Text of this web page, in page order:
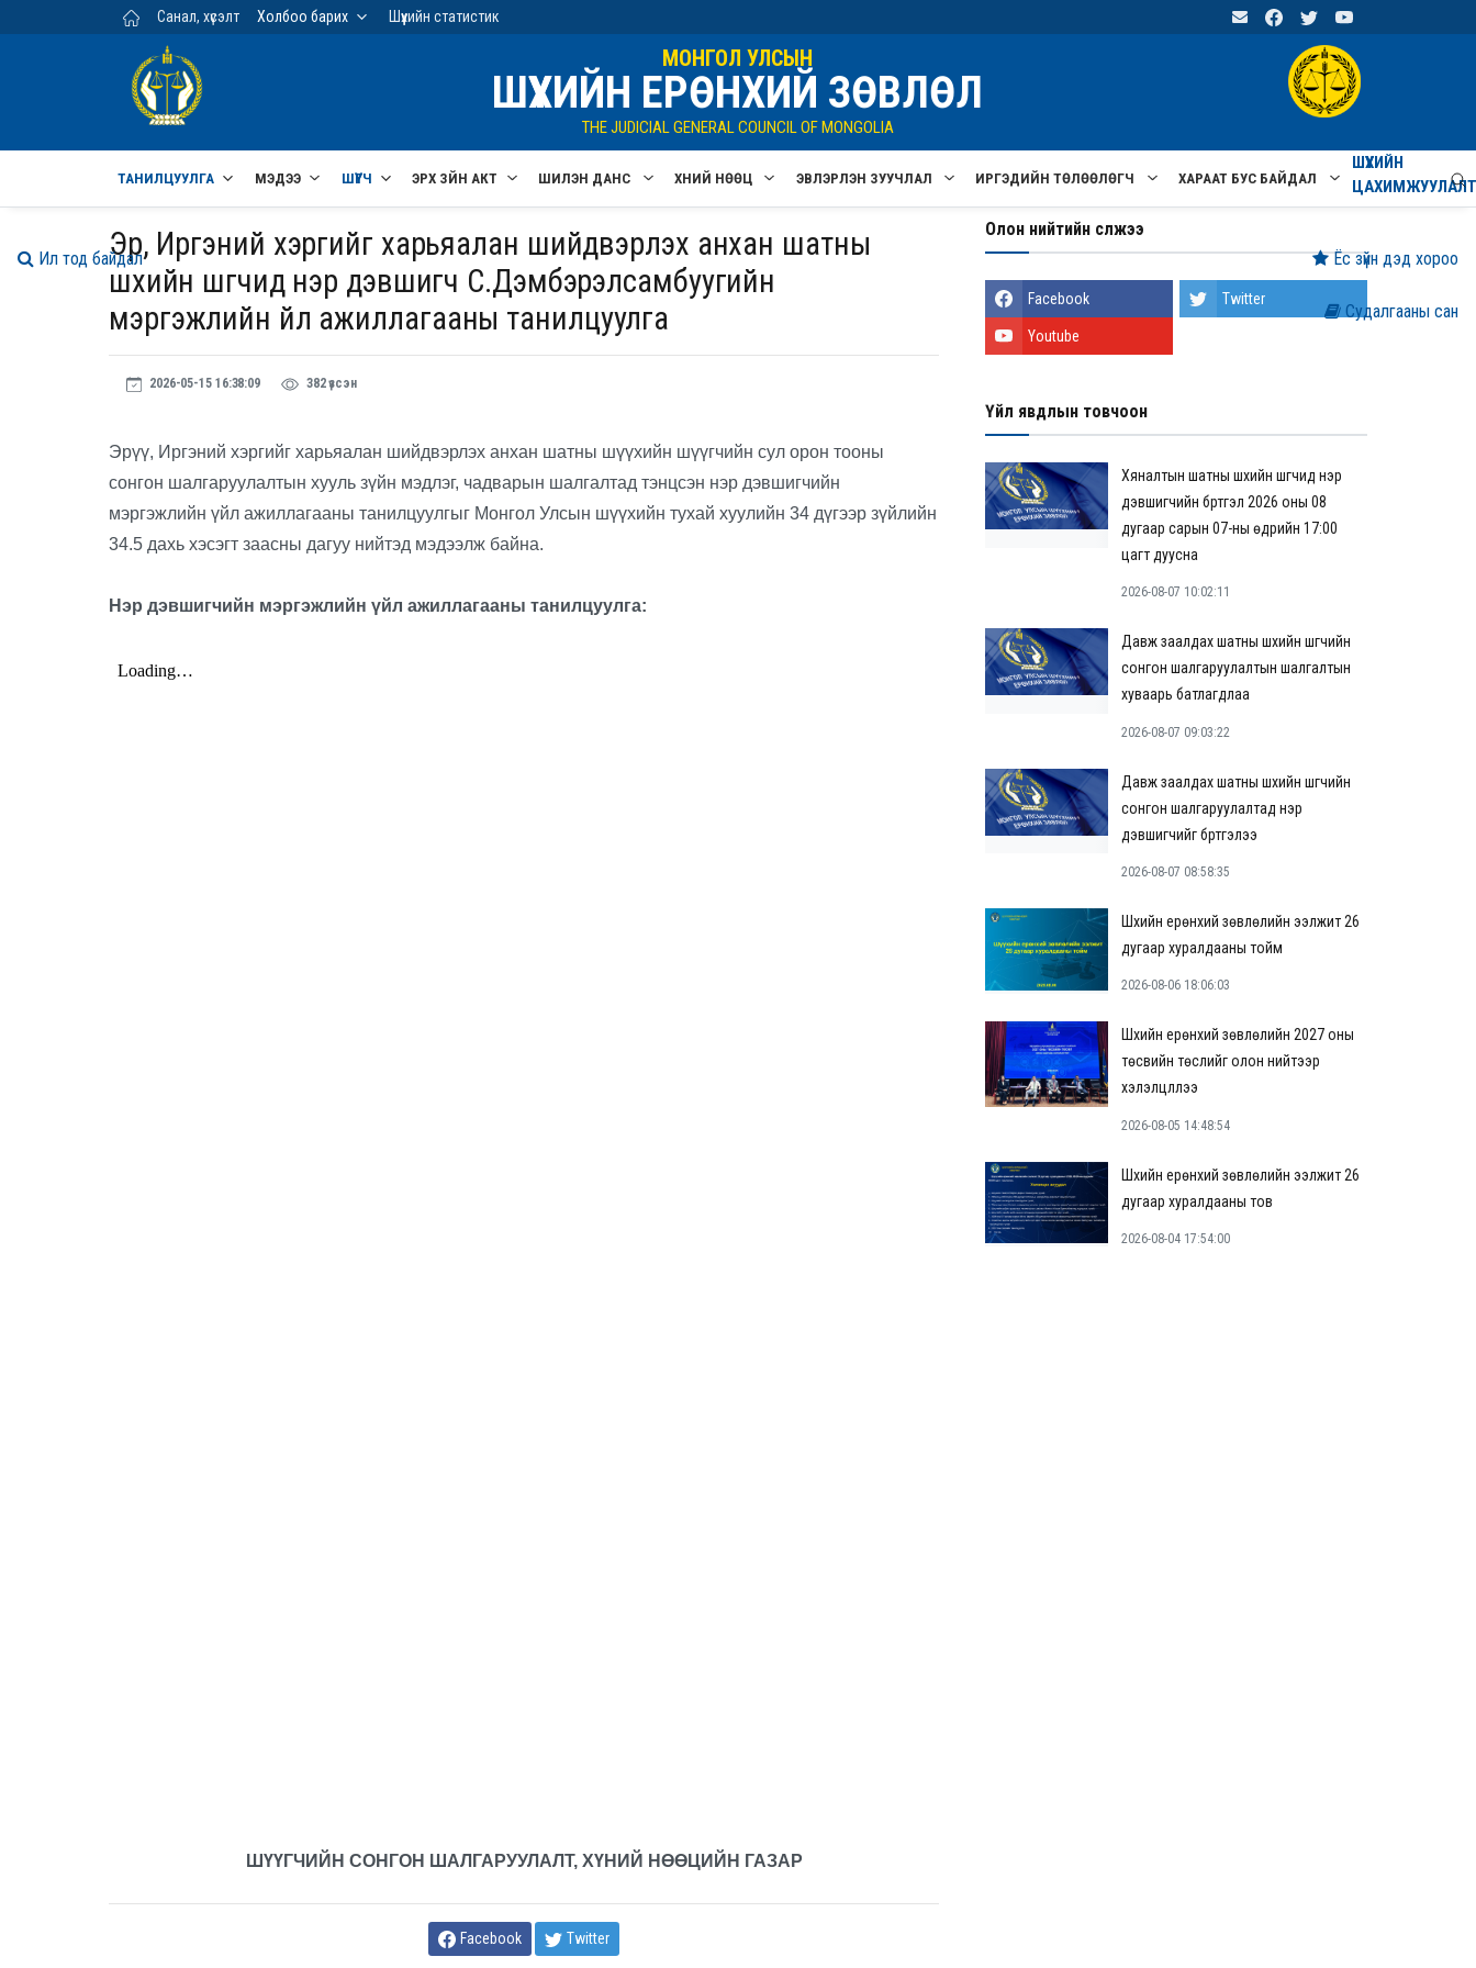
Үндсэн агуулга руу шилжих
Санал, хүсэлт Холбоо барих Шүүхийн статистик
МОНГОЛ УЛСЫН
ШҮҮХИЙН ЕРӨНХИЙ ЗӨВЛӨЛ
THE JUDICIAL GENERAL COUNCIL OF MONGOLIA
ТАНИЛЦУУЛГА МЭДЭЭ ШҮҮГЧ ЭРХ ЗҮЙН АКТ ШИЛЭН ДАНС ХҮНИЙ НӨӨЦ ЭВЛЭРҮҮЛЭН ЗУУЧЛАЛ ИРГЭДИЙН ТӨЛӨӨЛӨГЧ ХАРААТ БУС БАЙДАЛ
ШҮҮХИЙН
Эрүү, Иргэний хэргийг харьяалан шийдвэрлэх анхан шатны
шүүхийн шүүгчид нэр дэвшигч С.Дэмбэрэлсамбуугийн
мэргэжлийн үйл ажиллагааны танилцуулга
2026-05-15 16:38:09 382 үзсэн
Эрүү, Иргэний хэргийг харьяалан шийдвэрлэх анхан шатны шүүхийн шүүгчийн сул орон тооны
сонгон шалгаруулалтын хууль зүйн мэдлэг, чадварын шалгалтад тэнцсэн нэр дэвшигчийн
мэргэжлийн үйл ажиллагааны танилцуулгыг Монгол Улсын шүүхийн тухай хуулийн 34 дүгээр зүйлийн
34.5 дахь хэсэгт заасны дагуу нийтэд мэдээлж байна.
Нэр дэвшигчийн мэргэжлийн үйл ажиллагааны танилцуулга:
ШҮҮГЧИЙН СОНГОН ШАЛГАРУУЛАЛТ, ХҮНИЙ НӨӨЦИЙН ГАЗАР
Facebook Twitter
Олон нийтийн сүлжээ
Facebook Twitter
Youtube
Үйл явдлын товчоон
Хяналтын шатны шүүхийн шүүгчид нэр
дэвшигчийн бүртгэл 2026 оны 08
дугаар сарын 07-ны өдрийн 17:00
цагт дуусна
2026-08-07 10:02:11
Давж заалдах шатны шүүхийн шүүгчийн
сонгон шалгаруулалтын шалгалтын
хуваарь батлагдлаа
2026-08-07 09:03:22
Давж заалдах шатны шүүхийн шүүгчийн
сонгон шалгаруулалтад нэр
дэвшигчийг бүртгэлээ
2026-08-07 08:58:35
Шүүхийн ерөнхий зөвлөлийн ээлжит 26
дугаар хуралдааны тойм
2026-08-06 18:06:03
Шүүхийн ерөнхий зөвлөлийн 2027 оны
төсвийн төслийг олон нийтээр
хэлэлцүүллээ
2026-08-05 14:48:54
Шүүхийн ерөнхий зөвлөлийн ээлжит 26
дугаар хуралдааны тов
2026-08-04 17:54:00
Судалгааны сан
Ёс зүйн дэд хороо
Ил тод байдал